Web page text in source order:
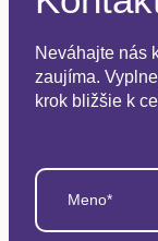
Neváhajte nás
zaujíma.
krok bližšie k
Meno*